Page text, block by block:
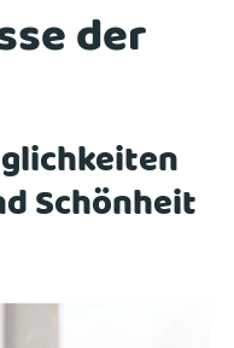
der
Schönheit